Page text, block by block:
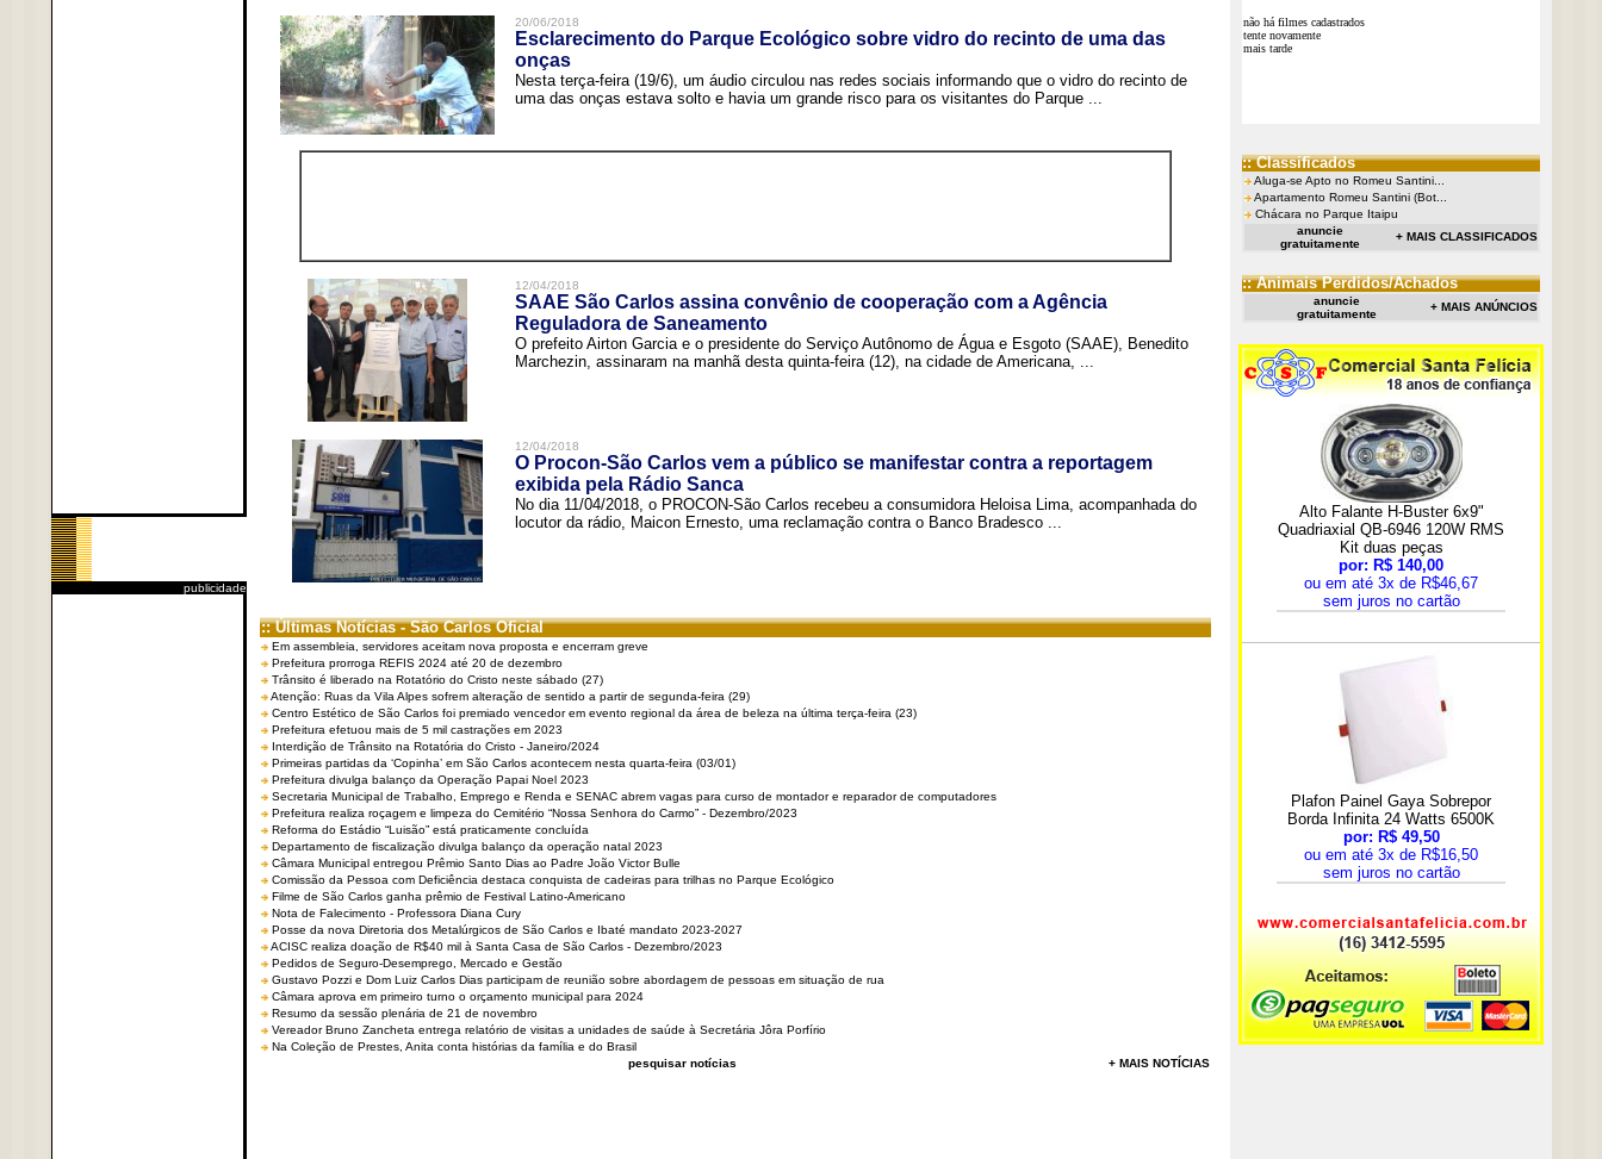
publicidade
20/06/2018
Esclarecimento do Parque Ecológico sobre vidro do recinto de uma das
onças
Nesta terça-feira (19/6), um áudio circulou nas redes sociais informando que o vidro do recinto de
uma das onças estava solto e havia um grande risco para os visitantes do Parque ...
12/04/2018
SAAE São Carlos assina convênio de cooperação com a Agência
Reguladora de Saneamento
O prefeito Airton Garcia e o presidente do Serviço Autônomo de Água e Esgoto (SAAE), Benedito
Marchezin, assinaram na manhã desta quinta-feira (12), na cidade de Americana, ...
12/04/2018
O Procon-São Carlos vem a público se manifestar contra a reportagem
exibida pela Rádio Sanca
No dia 11/04/2018, o PROCON-São Carlos recebeu a consumidora Heloisa Lima, acompanhada do
locutor da rádio, Maicon Ernesto, uma reclamação contra o Banco Bradesco ...
:: Últimas Notícias - São Carlos Oficial
Em assembleia, servidores aceitam nova proposta e encerram greve
Prefeitura prorroga REFIS 2024 até 20 de dezembro
Trânsito é liberado na Rotatório do Cristo neste sábado (27)
Atenção: Ruas da Vila Alpes sofrem alteração de sentido a partir de segunda-feira (29)
Centro Estético de São Carlos foi premiado vencedor em evento regional da área de beleza na última terça-feira (23)
Prefeitura efetuou mais de 5 mil castrações em 2023
Interdição de Trânsito na Rotatória do Cristo - Janeiro/2024
Primeiras partidas da ‘Copinha’ em São Carlos acontecem nesta quarta-feira (03/01)
Prefeitura divulga balanço da Operação Papai Noel 2023
Secretaria Municipal de Trabalho, Emprego e Renda e SENAC abrem vagas para curso de montador e reparador de computadores
Prefeitura realiza roçagem e limpeza do Cemitério “Nossa Senhora do Carmo” - Dezembro/2023
Reforma do Estádio “Luisão” está praticamente concluída
Departamento de fiscalização divulga balanço da operação natal 2023
Câmara Municipal entregou Prêmio Santo Dias ao Padre João Victor Bulle
Comissão da Pessoa com Deficiência destaca conquista de cadeiras para trilhas no Parque Ecológico
Filme de São Carlos ganha prêmio de Festival Latino-Americano
Nota de Falecimento - Professora Diana Cury
Posse da nova Diretoria dos Metalúrgicos de São Carlos e Ibaté mandato 2023-2027
ACISC realiza doação de R$40 mil à Santa Casa de São Carlos - Dezembro/2023
Pedidos de Seguro-Desemprego, Mercado e Gestão
Gustavo Pozzi e Dom Luiz Carlos Dias participam de reunião sobre abordagem de pessoas em situação de rua
Câmara aprova em primeiro turno o orçamento municipal para 2024
Resumo da sessão plenária de 21 de novembro
Vereador Bruno Zancheta entrega relatório de visitas a unidades de saúde à Secretária Jôra Porfírio
Na Coleção de Prestes, Anita conta histórias da família e do Brasil
pesquisar notícias
+ MAIS NOTÍCIAS
não há filmes cadastrados
tente novamente
mais tarde
:: Classificados
Aluga-se Apto no Romeu Santini...
Apartamento Romeu Santini (Bot...
Chácara no Parque Itaipu
anuncie
gratuitamente
+ MAIS CLASSIFICADOS
:: Animais Perdidos/Achados
anuncie
gratuitamente
+ MAIS ANÚNCIOS